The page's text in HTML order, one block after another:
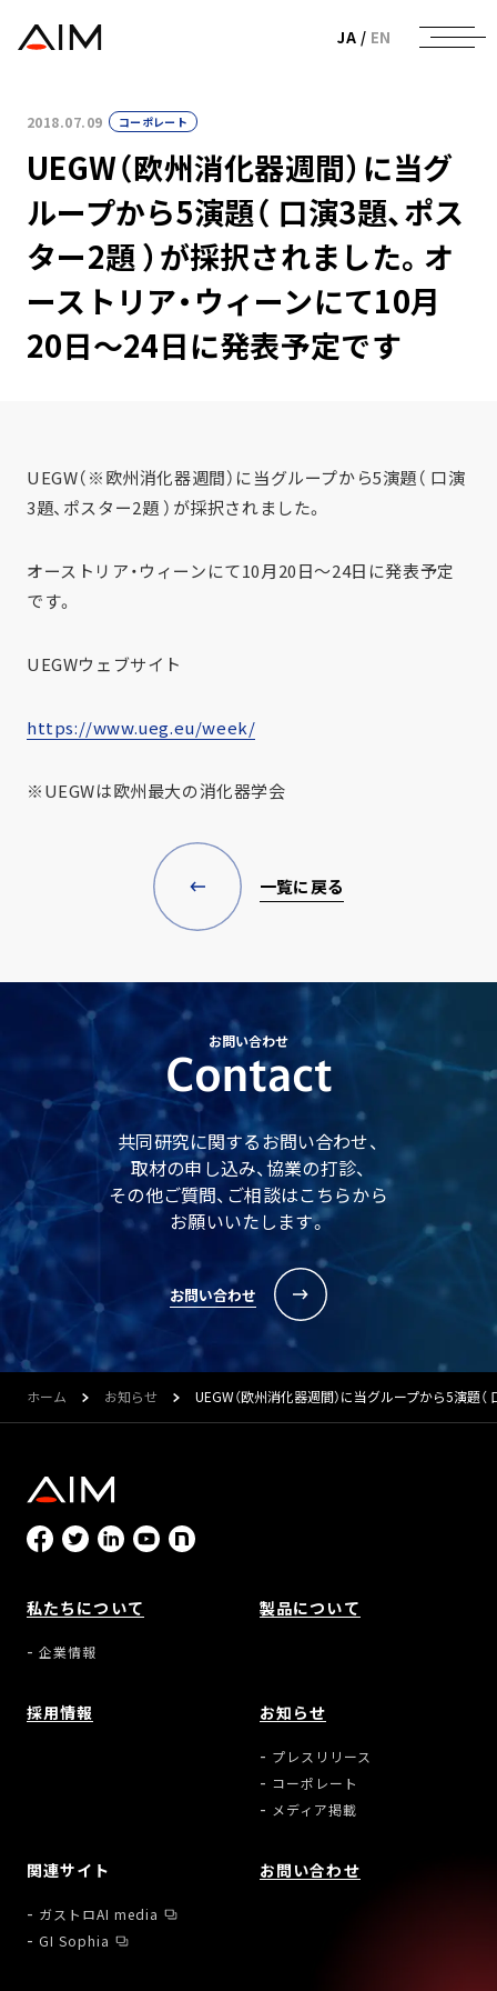
株式会社AIメディカルサービス
JA / EN
2018.07.09 コーポレート
UEGW（欧州消化器週間）に当グ
ループから5演題（ 口演3題、ポス
ター2題 ）が採択されました。オ
ーストリア・ウィーンにて10月
20日～24日に発表予定です
UEGW（※欧州消化器週間）に当グループから5演題（ 口演
3題、ポスター2題 ）が採択されました。
オーストリア・ウィーンにて10月20日～24日に発表予定
です。
UEGWウェブサイト
https://www.ueg.eu/week/
※UEGWは欧州最大の消化器学会
一覧に戻る
お問い合わせ
Contact
共同研究に関するお問い合わせ、
取材の申し込み、協業の打診、
その他ご質問、ご相談はこちらから
お願いいたします。
お問い合わせ
ホーム お知らせ UEGW（欧州消化器週間）に当グループから5演題
私たちについて
企業情報
製品について
採用情報 お知らせ
プレスリリース
コーポレート
メディア掲載
関連サイト
ガストロAI media
GI Sophia
お問い合わせ